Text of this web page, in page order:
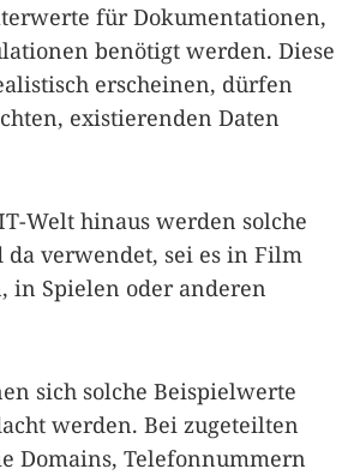
für Dokumentationen,
benötigt werden. Diese
erscheinen, dürfen
existierenden Daten
Welt hinaus werden solche
verwendet, sei es in Film
in Spielen oder anderen
sich solche Beispielwerte
werden. Bei zugeteilten
Domains, Telefonnummern